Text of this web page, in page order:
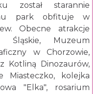
został starannie
park obfituje w
Obecne atrakcje
Muzeum
w Chorzowie,
Kotliną Dinozaurów,
Miasteczko, kolejka
"Elka", rosarium